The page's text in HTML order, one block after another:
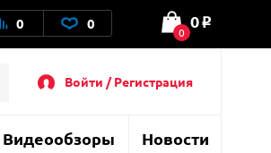
0 0 0
0 o
Войти / Регистрация
Видеообзоры Новости